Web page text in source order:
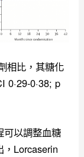
相比，其糖化
0·29-0·38; p
可以調整血糖
，Lorcaserin